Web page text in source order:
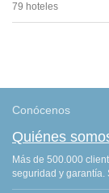
79 hoteles
Conócenos
Quiénes
Más de 500.000
seguridad y garantía.